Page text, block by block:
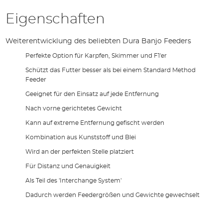
Eigenschaften
Weiterentwicklung des beliebten Dura Banjo Feeders
Perfekte Option für Karpfen, Skimmer und F1'er
Schützt das Futter besser als bei einem Standard Method
Feeder
Geeignet für den Einsatz auf jede Entfernung
Nach vorne gerichtetes Gewicht
Kann auf extreme Entfernung gefischt werden
Kombination aus Kunststoff und Blei
Wird an der perfekten Stelle platziert
Für Distanz und Genauigkeit
Als Teil des 'Interchange System'
Dadurch werden Feedergrößen und Gewichte gewechselt